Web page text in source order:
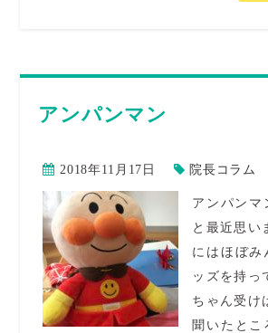
アンパンマン
2018年11月17日 院長コラム
アンパンマ
と最近思い
にはほぼみ
ッズを持っ
ちゃん受け
聞いたとこ